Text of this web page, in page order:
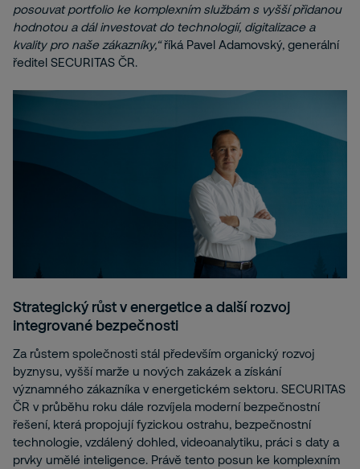
posouvat portfolio ke komplexním službám s vyšší přidanou
hodnotou a dál investovat do technologií, digitalizace a
kvality pro naše zákazníky,“říká Pavel Adamovský, generální
ředitel SECURITAS ČR.
Strategický růst v energetice a další rozvoj
integrované bezpečnosti
Za růstem společnosti stál především organický rozvoj
byznysu, vyšší marže u nových zakázek a získání
významného zákazníka v energetickém sektoru. SECURITAS
ČR v průběhu roku dále rozvíjela moderní bezpečnostní
řešení, která propojují fyzickou ostrahu, bezpečnostní
technologie, vzdálený dohled, videoanalytiku, práci s daty a
prvky umělé inteligence. Právě tento posun ke komplexním